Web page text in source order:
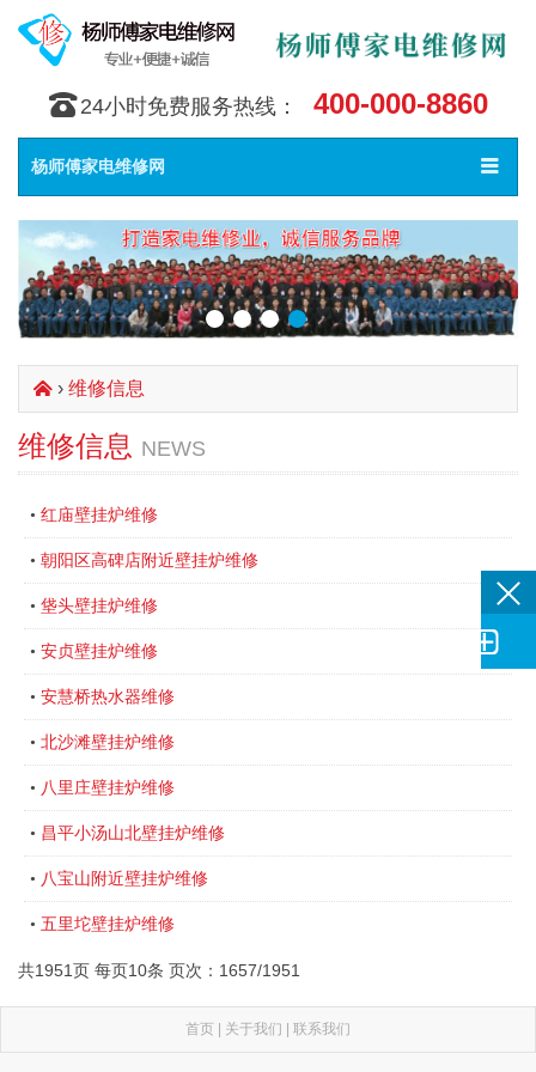
󰇯 24小时免费服务热线： 400-000-8860
Toggle
󰀥
杨师傅家电维修网
󰄫 › 维修信息
维修信息 NEWS
• 红庙壁挂炉维修
• 朝阳区高碑店附近壁挂炉维修
• 垡头壁挂炉维修
• 安贞壁挂炉维修
• 安慧桥热水器维修
• 北沙滩壁挂炉维修
• 八里庄壁挂炉维修
• 昌平小汤山北壁挂炉维修
• 八宝山附近壁挂炉维修
• 五里坨壁挂炉维修
共1951页 每页10条 页次：1657/1951
首页 | 关于我们 | 联系我们
